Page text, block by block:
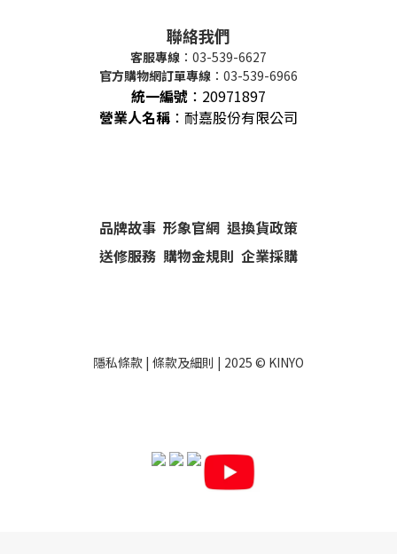
聯絡我們
客服專線 ：03-539-6627
官方購物網訂單專線 ：03-539-6966
統一編號 ： 20971897
營業人名稱 ：耐嘉股份有限公司
品牌故事 形象官網 退換貨政策
送修服務 購物金規則 企業採購
隱私條款 | 條款及細則 | 2025 © KINYO